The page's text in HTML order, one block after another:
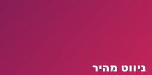
ניווט מהיר